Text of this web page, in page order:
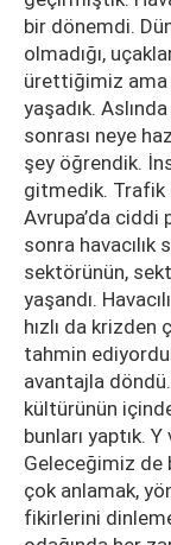
bir dönemdi.
olmadığı,
ürettiğimiz ama
yaşadık.
sonrası neye
şey öğrendik.
gitmedik. Trafik
Avrupa’da ciddi
sonra havacılık
sektörünün,
yaşandı.
hızlı da krizden
tahmin
avantajla
kültürünün
bunları yaptık.
Geleceğimiz de
çok anlamak,
fikirlerini